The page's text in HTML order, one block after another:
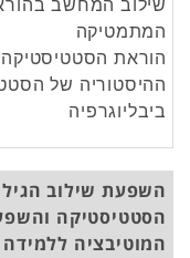
שילוב המחשב
המתמטיקה
הוראת הסטטיסטיקה
ההיסטוריה של
ביבליוגרפיה
השפעת שילוב
הסטטיסטיקה
המוטיבציה